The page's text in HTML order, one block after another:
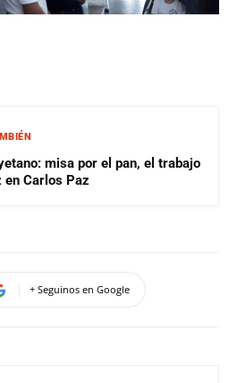
misa por el pan, el trabajo
en Carlos Paz
+ Seguinos en Google